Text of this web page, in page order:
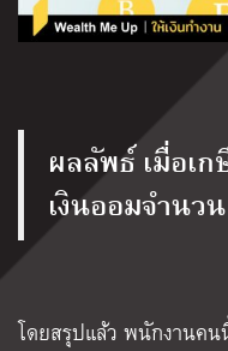
ผลลัพธ์ เมื่อเ
เงินออมจำนว
โดยสรุปแล้ว พนักงานคน